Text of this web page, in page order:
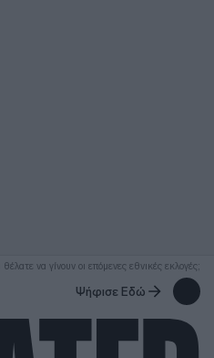
να γίνουν οι επόμενες εθνικές εκλογές;
Ψήφισε Εδώ